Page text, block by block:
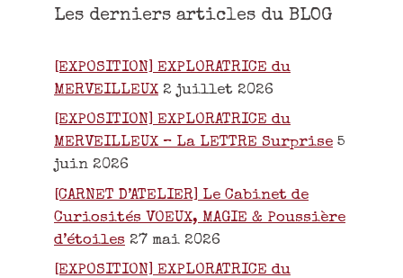
Les derniers articles du BLOG
[EXPOSITION] EXPLORATRICE du
MERVEILLEUX 2 juillet 2026
[EXPOSITION] EXPLORATRICE du
MERVEILLEUX – La LETTRE Surprise 5
juin 2026
[CARNET D’ATELIER] Le Cabinet de
Curiosités VOEUX, MAGIE & Poussière
d’étoiles 27 mai 2026
[EXPOSITION] EXPLORATRICE du